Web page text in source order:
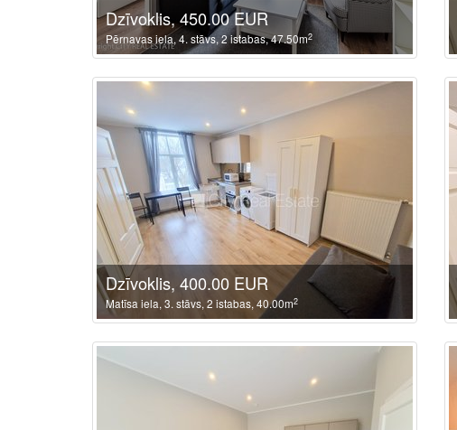
Dzīvoklis, 450.00 EUR
Pērnavas iela, 4. stāvs, 2 istabas, 47.50m2
Dzīvoklis, 400.00 EUR
Matīsa iela, 3. stāvs, 2 istabas, 40.00m2